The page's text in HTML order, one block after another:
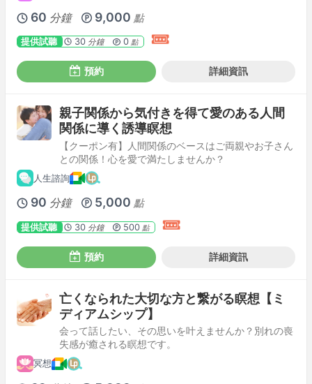
60 分鐘 9,000 點
提供試聽 30 分鐘 0點
預約 詳細資訊
親子関係から気付きを得て愛のある人間
関係に導く誘導瞑想
【クーポン有】人間関係のベースはご両親やお子さん
との関係！心を愛で満たしませんか？
人生諮詢
90 分鐘 5,000 點
提供試聽 30 分鐘 500點
預約 詳細資訊
亡くなられた大切な方と繋がる瞑想【ミ
ディアムシップ】
会って話したい、その思いを叶えませんか？別れの喪
失感が癒される瞑想です。
冥想